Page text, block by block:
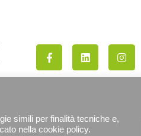
simili per finalità tecniche e,
nella cookie policy.